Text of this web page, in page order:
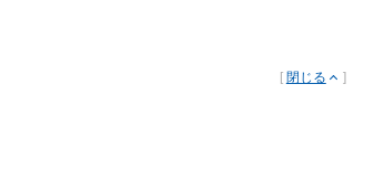
[ 閉じる ]